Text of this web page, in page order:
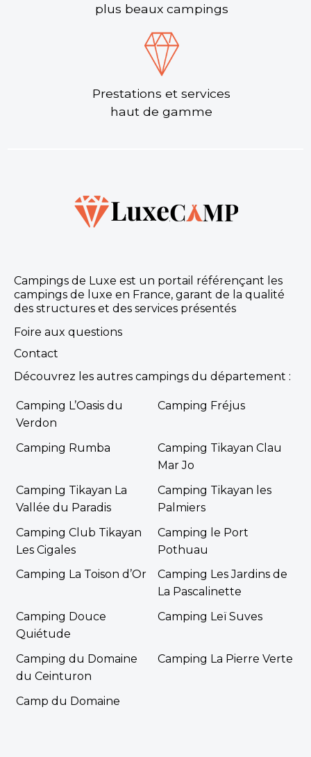
plus beaux campings
Prestations et services
haut de gamme
Campings de Luxe est un portail référençant les
campings de luxe en France, garant de la qualité
des structures et des services présentés
Foire aux questions
Contact
Découvrez les autres campings du département :
Camping L’Oasis du
Verdon
Camping Fréjus
Camping Rumba
Camping Tikayan Clau
Mar Jo
Camping Tikayan La
Vallée du Paradis
Camping Tikayan les
Palmiers
Camping Club Tikayan
Les Cigales
Camping le Port
Pothuau
Camping La Toison d’Or
Camping Les Jardins de
La Pascalinette
Camping Douce
Quiétude
Camping Leï Suves
Camping du Domaine
du Ceinturon
Camping La Pierre Verte
Camp du Domaine